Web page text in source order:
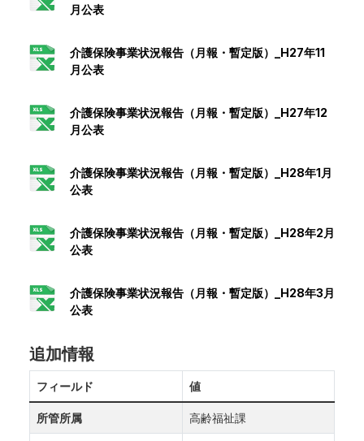
月公表
介護保険事業状況報告（月報・暫定版）_H27年11
月公表
介護保険事業状況報告（月報・暫定版）_H27年12
月公表
介護保険事業状況報告（月報・暫定版）_H28年1月
公表
介護保険事業状況報告（月報・暫定版）_H28年2月
公表
介護保険事業状況報告（月報・暫定版）_H28年3月
公表
追加情報
フィールド 値
所管所属 高齢福祉課